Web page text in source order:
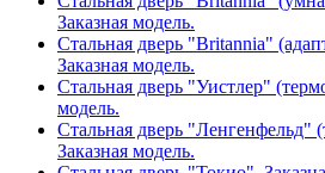
Заказная модель.
Стальная дверь "Britannia"
Заказная модель.
Стальная дверь "Уистлер"
модель.
Стальная дверь "Ленгенфельд"
Заказная модель.